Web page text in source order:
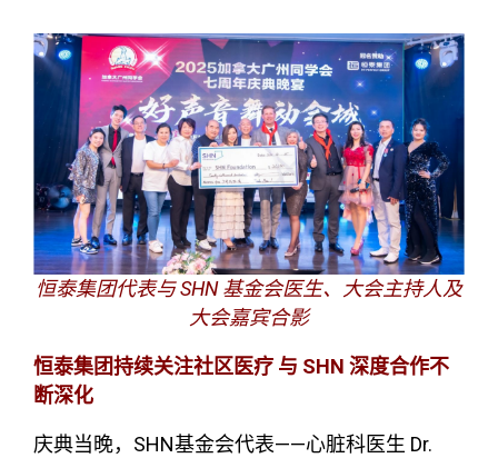
恒泰集团代表与SHN 基金会医生、大会主持人及
大会嘉宾合影
恒泰集团持续关注社区医疗 与 SHN 深度合作不
断深化
庆典当晚， SHN基金会代表——心脏科医生 Dr.